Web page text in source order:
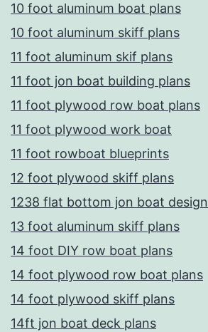
10 foot aluminum boat plans
10 foot aluminum skiff plans
11 foot aluminum skif plans
11 foot jon boat building plans
11 foot plywood row boat plans
11 foot plywood work boat
11 foot rowboat blueprints
12 foot plywood skiff plans
1238 flat bottom jon boat design
13 foot aluminum skiff plans
14 foot DIY row boat plans
14 foot plywood row boat plans
14 foot plywood skiff plans
14ft jon boat deck plans